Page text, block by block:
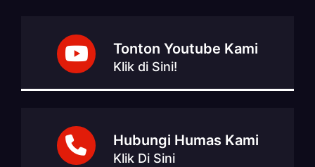
Tonton Youtube Kami
Klik di Sini!
Hubungi Humas Kami
Klik Di Sini